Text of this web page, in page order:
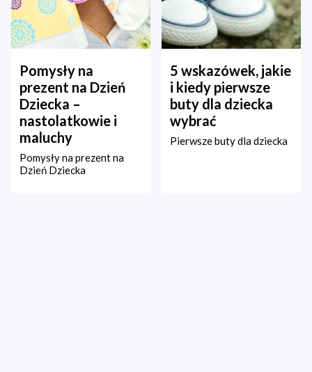
Pomysły na
prezent na Dzień
Dziecka –
nastolatkowie i
maluchy
Pomysły na prezent na
Dzień Dziecka
5 wskazówek, jakie
i kiedy pierwsze
buty dla dziecka
wybrać
Pierwsze buty dla dziecka